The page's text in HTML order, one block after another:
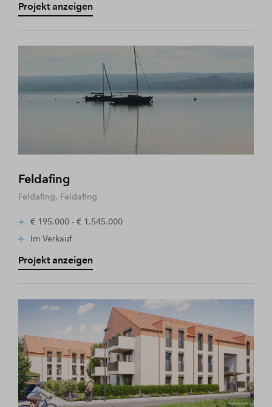
Projekt anzeigen
Feldafing
Feldafing, Feldafing
€ 195.000 - € 1.545.000
Im Verkauf
Projekt anzeigen